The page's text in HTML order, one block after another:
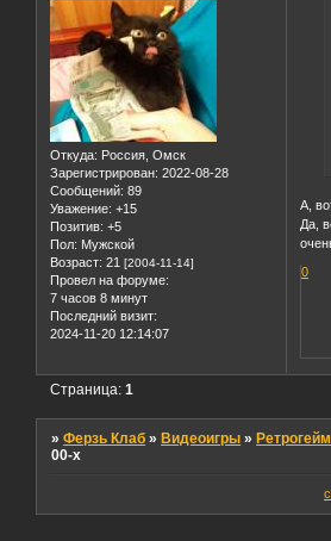
Откуда: Россия, Омск
Зарегистрирован: 2022-08-28
Сообщений: 89
Уважение: +15
Позитив: +5
Пол: Мужской
Возраст: 21 [2004-11-14]
Провел на форуме:
7 часов 8 минут
Последний визит:
2024-11-20 12:14:07
А,
Да,
0
Страница:1
»Ферзь Клаб » Видеоигры »
00-х